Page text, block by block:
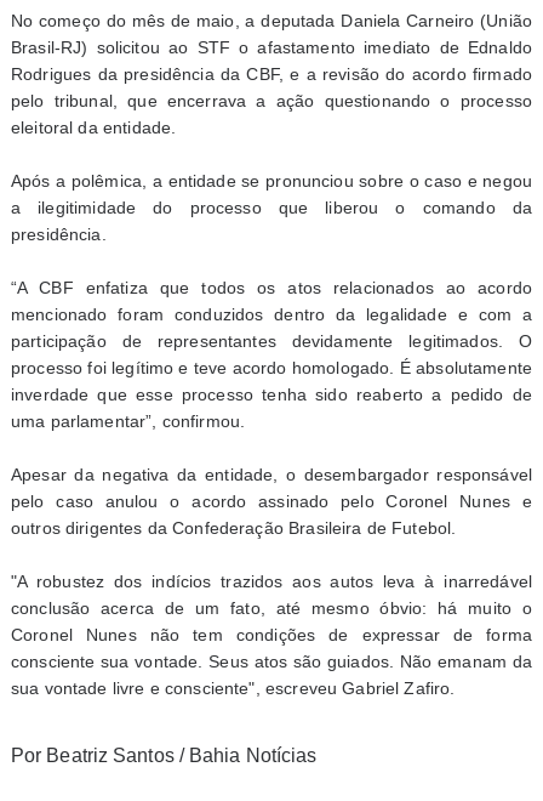
No começo do mês de maio, a deputada Daniela Carneiro (União
Brasil-RJ) solicitou ao STF o afastamento imediato de Ednaldo
Rodrigues da presidência da CBF, e a revisão do acordo firmado
pelo tribunal, que encerrava a ação questionando o processo
eleitoral da entidade.
Após a polêmica, a entidade se pronunciou sobre o caso e negou
a ilegitimidade do processo que liberou o comando da
presidência.
“A CBF enfatiza que todos os atos relacionados ao acordo
mencionado foram conduzidos dentro da legalidade e com a
participação de representantes devidamente legitimados. O
processo foi legítimo e teve acordo homologado. É absolutamente
inverdade que esse processo tenha sido reaberto a pedido de
uma parlamentar”, confirmou.
Apesar da negativa da entidade, o desembargador responsável
pelo caso anulou o acordo assinado pelo Coronel Nunes e
outros dirigentes da Confederação Brasileira de Futebol.
"A robustez dos indícios trazidos aos autos leva à inarredável
conclusão acerca de um fato, até mesmo óbvio: há muito o
Coronel Nunes não tem condições de expressar de forma
consciente sua vontade. Seus atos são guiados. Não emanam da
sua vontade livre e consciente", escreveu Gabriel Zafiro.
Por Beatriz Santos / Bahia Notícias